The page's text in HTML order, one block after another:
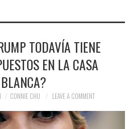
TODAVÍA TIENE
EN LA CASA
BLANCA?
CONNIE CHU LEAVE A COMMENT